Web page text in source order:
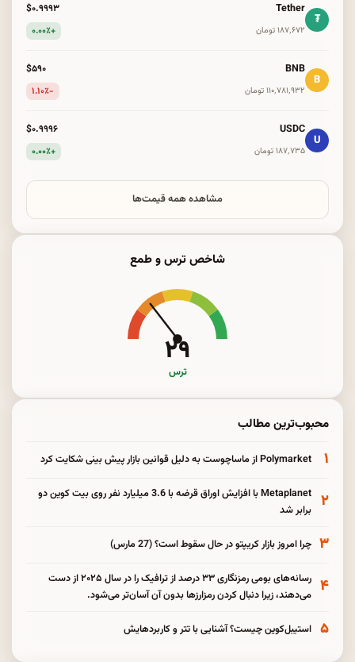
₮
Tether
۱۸۷٬۶۷۲ تومان
$۰.۹۹۹۳
+۰.۰۰٪
B
BNB
۱۱۰٬۷۸۱٬۹۳۲ تومان
$۵۹۰
-۱.۱۰٪
U
USDC
۱۸۷٬۷۳۵ تومان
$۰.۹۹۹۶
+۰.۰۰٪
مشاهده همه قیمت‌ها
شاخص ترس و طمع
۲۹
ترس
محبوب‌ترین مطالب
۱ Polymarket از ماساچوست به دلیل قوانین بازار پیش بینی شکایت کرد
۲
Metaplanet با افزایش اوراق قرضه با 3.6 میلیارد نفر روی بیت کوین دو
برابر شد
۳ چرا امروز بازار کریپتو در حال سقوط است؟ (27 مارس)
۴
رسانه‌های بومی رمزنگاری ۳۳ درصد از ترافیک را در سال ۲۰۲۵ از دست
می‌دهند، زیرا دنبال کردن رمزارزها بدون آن آسان‌تر می‌شود.
۵ استیبل‌کوین چیست؟ آشنایی با تتر و کاربردهایش